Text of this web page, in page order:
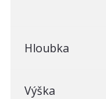
Hloubka
Výška